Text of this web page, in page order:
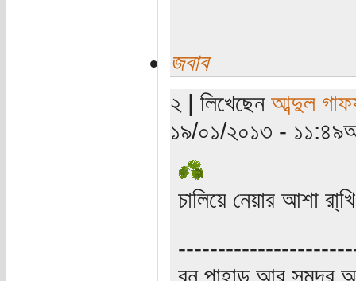
জবাব
২ | লিখেছেন আব্দুল
১৯/০১/২০১৩ -
চালিয়ে নেয়ার আশা
বন পাহাড় আর সমুদ্র